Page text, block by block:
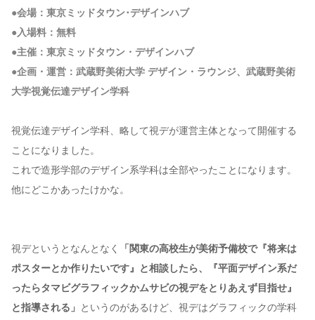
●会場：東京ミッドタウン･デザインハブ
●入場料：無料
●主催：東京ミッドタウン・デザインハブ
●企画・運営：武蔵野美術大学 デザイン・ラウンジ、武蔵野美術
大学視覚伝達デザイン学科
視覚伝達デザイン学科、略して視デが運営主体となって開催する
ことになりました。
これで造形学部のデザイン系学科は全部やったことになります。
他にどこかあったけかな。
視デというとなんとなく
「関東の高校生が美術予備校で『将来は
ポスターとか作りたいです』と相談したら、『平面デザイン系だ
ったらタマビグラフィックかムサビの視デをとりあえず目指せ』
と指導される」 というのがあるけど、視デはグラフィックの学科